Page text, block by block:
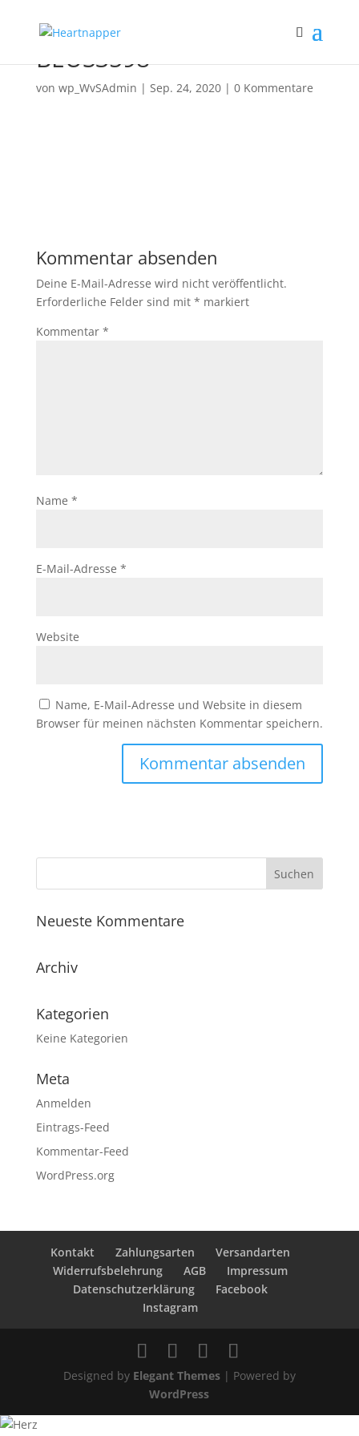
BEUS3598
von wp_WvSAdmin | Sep. 24, 2020| 0 Kommentare
Kommentar absenden
Deine E-Mail-Adresse wird nicht veröffentlicht.
Erforderliche Felder sind mit * markiert
Kommentar *
Name *
E-Mail-Adresse *
Website
Name, E-Mail-Adresse und Website in diesem
Browser für meinen nächsten Kommentar speichern.
Neueste Kommentare
Archiv
Kategorien
Keine Kategorien
Meta
Anmelden
Eintrags-Feed
Kommentar-Feed
WordPress.org
Kontakt Zahlungsarten
Versandarten
Widerrufsbelehrung
AGB
Impressum
Datenschutzerklärung
Facebook
Instagram
Designed by Elegant Themes| Powered by
WordPress